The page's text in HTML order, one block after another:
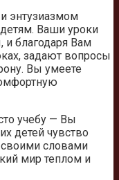
энтузиазмом
Ваши уроки
и благодаря Вам
задают вопросы
Вы умеете
учебу — Вы
детей чувство
словами
мир теплом и